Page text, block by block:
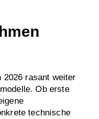
rasant weiter
Ob erste
technische